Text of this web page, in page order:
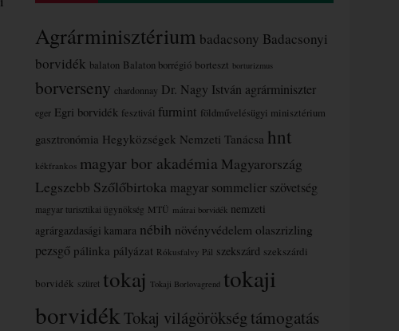
Agrárminisztérium badacsony Badacsonyi
borvidék balaton Balaton borrégió borteszt borturizmus
borverseny chardonnay Dr. Nagy István agrárminiszter
eger Egri borvidék fesztivál furmint földművelésügyi minisztérium
gasztronómia Hegyközségek Nemzeti Tanácsa hnt
kékfrankos magyar bor akadémia Magyarország
Legszebb Szőlőbirtoka magyar sommelier szövetség
magyar turisztikai ügynökség MTÜ mátrai borvidék nemzeti
agrárgazdasági kamara nébih növényvédelem olaszrizling
pezsgő pálinka pályázat Rókusfalvy Pál szekszárd szekszárdi
borvidék szüret tokaj Tokaji Borlovagrend tokaji
borvidékTokaj világörökségtámogatás